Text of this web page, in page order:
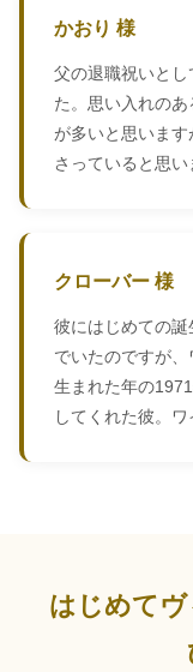
かおり 様
父の退職祝いと
た。思い入れの
が多いと思いま
さっていると思い
クローバー 様
彼にはじめての
でいたのですが
生まれた年の
してくれた彼。ワ
はじめて